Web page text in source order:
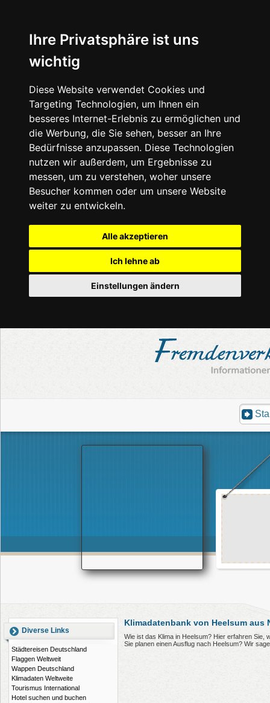
Ihre Privatsphäre ist uns
wichtig
Diese Website verwendet Cookies und
Targeting Technologien, um Ihnen ein
besseres Internet-Erlebnis zu ermöglichen und
die Werbung, die Sie sehen, besser an Ihre
Bedürfnisse anzupassen. Diese Technologien
nutzen wir außerdem, um Ergebnisse zu
messen, um zu verstehen, woher unsere
Besucher kommen oder um unsere Website
weiter zu entwickeln.
Alle akzeptieren
Ich lehne ab
Einstellungen ändern
Diverse Links
Städtereisen Deutschland
Flaggen Weltweit
Wappen Deutschland
Klimadaten Weltweite
Tourismus International
Hotel suchen und buchen
Klimadatenbank von Heelsum aus
Wie ist das Klima in Heelsum? Hier erfahren Sie,
Sie planen einen Ausflug nach Heelsum? Wir